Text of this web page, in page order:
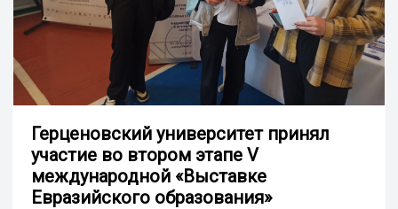
Герценовский университет принял
участие во втором этапе V
международной «Выставке
Евразийского образования»